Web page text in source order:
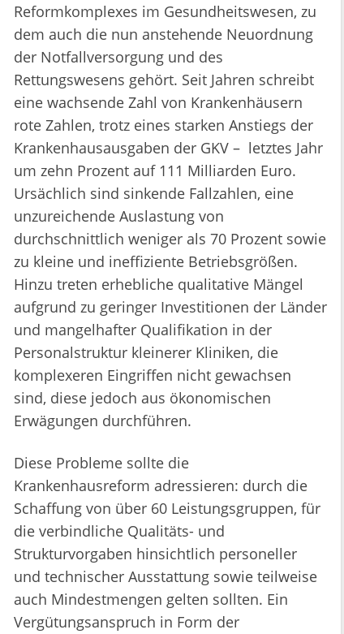
Reformkomplexes im Gesundheitswesen, zu
dem auch die nun anstehende Neuordnung
der Notfallversorgung und des
Rettungswesens gehört. Seit Jahren schreibt
eine wachsende Zahl von Krankenhäusern
rote Zahlen, trotz eines starken Anstiegs der
Krankenhausausgaben der GKV – letztes Jahr
um zehn Prozent auf 111 Milliarden Euro.
Ursächlich sind sinkende Fallzahlen, eine
unzureichende Auslastung von
durchschnittlich weniger als 70 Prozent sowie
zu kleine und ineffiziente Betriebsgrößen.
Hinzu treten erhebliche qualitative Mängel
aufgrund zu geringer Investitionen der Länder
und mangelhafter Qualifikation in der
Personalstruktur kleinerer Kliniken, die
komplexeren Eingriffen nicht gewachsen
sind, diese jedoch aus ökonomischen
Erwägungen durchführen.
Diese Probleme sollte die
Krankenhausreform adressieren: durch die
Schaffung von über 60 Leistungsgruppen, für
die verbindliche Qualitäts- und
Strukturvorgaben hinsichtlich personeller
und technischer Ausstattung sowie teilweise
auch Mindestmengen gelten sollten. Ein
Vergütungsanspruch in Form der